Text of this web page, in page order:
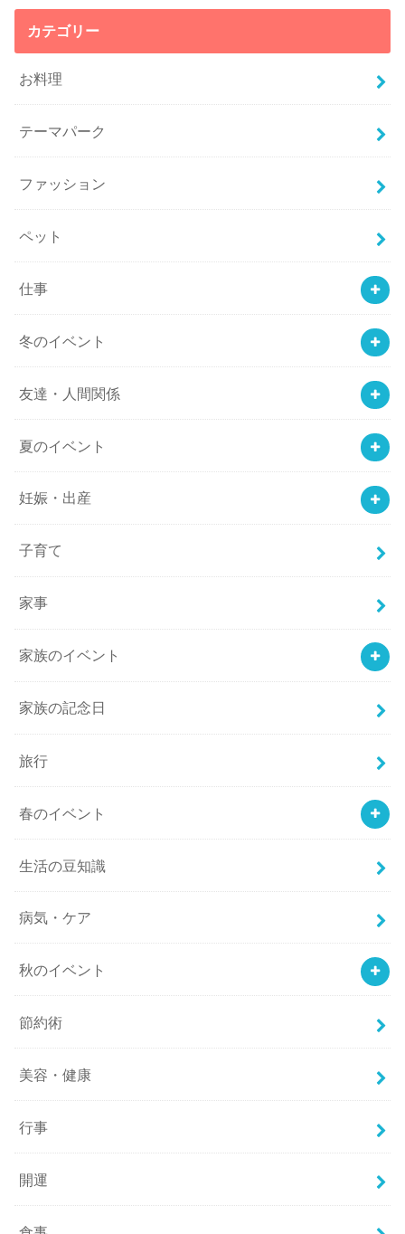
カテゴリー
お料理
テーマパーク
ファッション
ペット
仕事
冬のイベント
友達・人間関係
夏のイベント
妊娠・出産
子育て
家事
家族のイベント
家族の記念日
旅行
春のイベント
生活の豆知識
病気・ケア
秋のイベント
節約術
美容・健康
行事
開運